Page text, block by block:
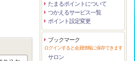
たまるポイントについて
つかえるサービス一覧
ポイント設定変更
ブックマーク
ログインすると会員情報に保存できます
サロン